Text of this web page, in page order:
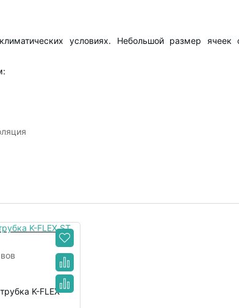
условиях. Небольшой размер ячеек
K-FLEX